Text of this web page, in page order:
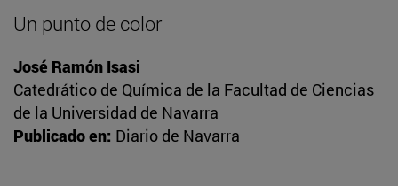
Un punto de color
José Ramón Isasi
Catedrático de Química de la Facultad de Ciencias
de la Universidad de Navarra
Publicado en: Diario de Navarra